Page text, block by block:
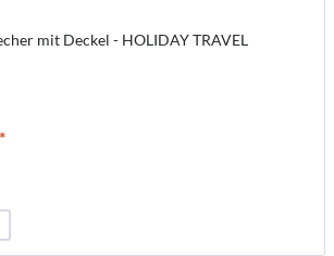
mit Deckel - HOLIDAY TRAVEL